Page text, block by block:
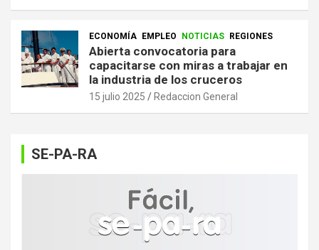
ECONOMÍA EMPLEO NOTICIAS REGIONES
Abierta convocatoria para
capacitarse con miras a trabajar en
la industria de los cruceros
15 julio 2025 Redaccion General
SE-PA-RA